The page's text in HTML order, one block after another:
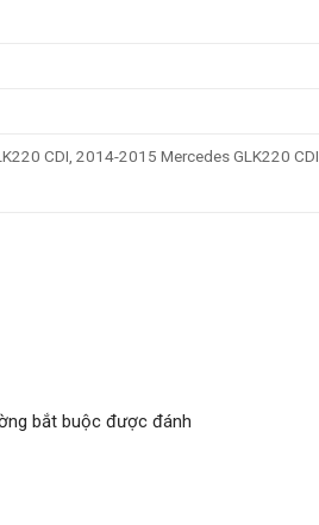
CDI, 2014-2015 Mercedes GLK220 CDI
bắt buộc được đánh